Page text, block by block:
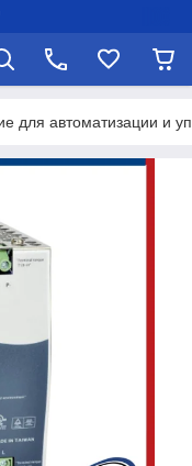
для автоматизации и